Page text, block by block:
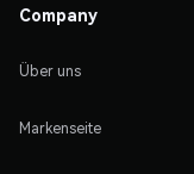
Company
Über uns
Markenseite